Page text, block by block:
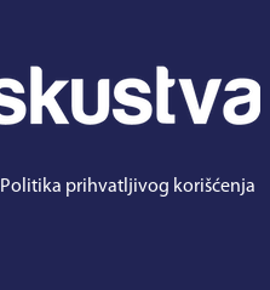
Politika prihvatljivog korišćenja